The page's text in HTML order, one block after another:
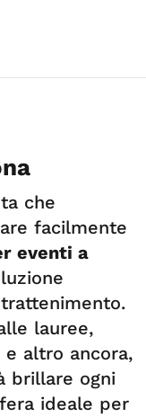
che
facilmente
eventi a
lauree,
e altro ancora,
brillare ogni
ideale per